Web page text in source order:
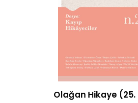
Olağan Hikaye (25.